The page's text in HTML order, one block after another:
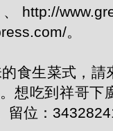
。
食生菜式，請
想吃到祥哥下
留位：